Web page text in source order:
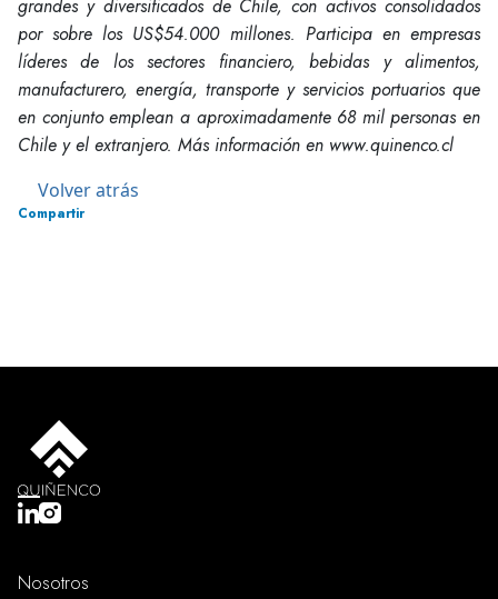
grandes y diversificados de Chile, con activos consolidados
por sobre los US$54.000 millones. Participa en empresas
líderes de los sectores financiero, bebidas y alimentos,
manufacturero, energía, transporte y servicios portuarios que
en conjunto emplean a aproximadamente 68 mil personas en
Chile y el extranjero. Más información en www.quinenco.cl
Volver atrás
Compartir
Nosotros